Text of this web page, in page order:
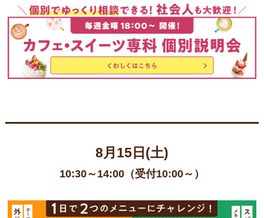
8月15日(土)
10:30～14:00（受付10:00～）